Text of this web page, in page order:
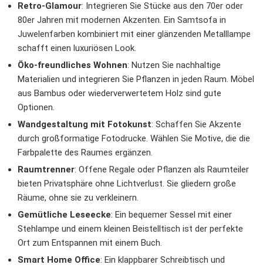
Retro-Glamour: Integrieren Sie Stücke aus den 70er oder
80er Jahren mit modernen Akzenten. Ein Samtsofa in
Juwelenfarben kombiniert mit einer glänzenden Metalllampe
schafft einen luxuriösen Look.
Öko-freundliches Wohnen: Nutzen Sie nachhaltige
Materialien und integrieren Sie Pflanzen in jeden Raum. Möbel
aus Bambus oder wiederverwertetem Holz sind gute
Optionen.
Wandgestaltung mit Fotokunst: Schaffen Sie Akzente
durch großformatige Fotodrucke. Wählen Sie Motive, die die
Farbpalette des Raumes ergänzen.
Raumtrenner: Offene Regale oder Pflanzen als Raumteiler
bieten Privatsphäre ohne Lichtverlust. Sie gliedern große
Räume, ohne sie zu verkleinern.
Gemütliche Leseecke: Ein bequemer Sessel mit einer
Stehlampe und einem kleinen Beistelltisch ist der perfekte
Ort zum Entspannen mit einem Buch.
Smart Home Office: Ein klappbarer Schreibtisch und